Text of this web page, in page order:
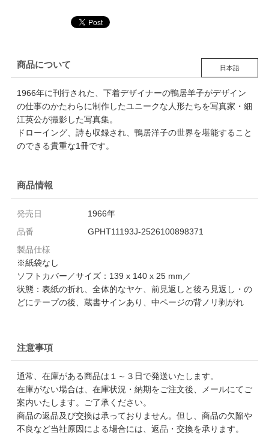
商品について 日本語
1966年に刊行された、下着デザイナーの鴨居羊子がデザイン
の仕事のかたわらに制作したユニークな人形たちを写真家・細
江英公が撮影した写真集。
ドローイング、詩も収録され、鴨居洋子の世界を堪能すること
のできる貴重な1冊です。
商品情報
発売日
1966年
品番
GPHT11193J-2526100898371
製品仕様
※紙袋なし
ソフトカバー／サイズ：139 x 140 x 25 mm／
状態：表紙の折れ、全体的なヤケ、前見返しと後ろ見返し・の
どにテープの後、蔵書サインあり、中ページの背ノリ剥がれ
注意事項
通常、在庫がある商品は１～３日で発送いたします。
在庫がない場合は、在庫状況・納期をご注文後、メールにてご
案内いたします。ご了承ください。
商品の返品及び交換は承っておりません。但し、商品の欠陥や
不良など当社原因による場合には、返品・交換を承ります。